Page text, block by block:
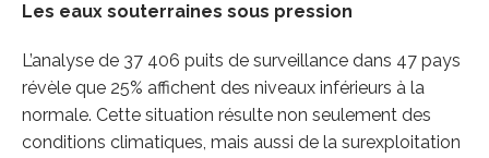
Les eaux souterraines sous pression
L’analyse de 37 406 puits de surveillance dans 47 pays
révèle que 25% affichent des niveaux inférieurs à la
normale. Cette situation résulte non seulement des
conditions climatiques, mais aussi de la surexploitation